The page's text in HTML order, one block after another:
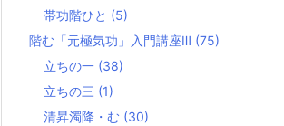
帯功階ひと (5)
階む「元極気功」入門講座Ⅲ (75)
立ちの一 (38)
立ちの三 (1)
清昇濁降・む (30)